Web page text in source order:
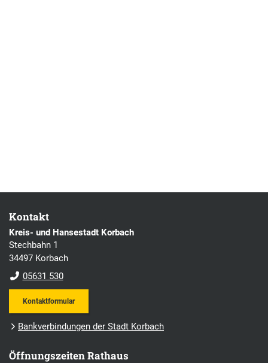
Kontakt
Kreis- und Hansestadt Korbach
Stechbahn 1
34497 Korbach
05631 530
Kontaktformular
Bankverbindungen der Stadt Korbach
Öffnungszeiten Rathaus